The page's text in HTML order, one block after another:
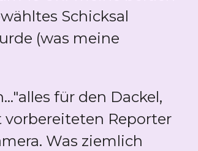
Schicksal
(was meine
für den Dackel,
vorbereiteten Reporter
Was ziemlich